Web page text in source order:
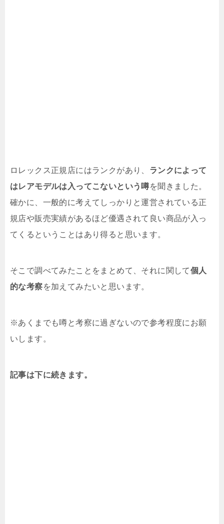
ロレックス正規店にはランクがあり、 ランクによって
はレアモデルは入ってこないという噂を聞きました。
確かに、一般的に考えてしっかりと運営されている正
規店や販売実績があるほど優遇されて良い商品が入っ
てくるということはあり得ると思います。
そこで調べてみたことをまとめて、それに関して個人
的な考察を加えてみたいと思います。
※あくまでも噂と考察に過ぎないので参考程度にお願
いします。
記事は下に続きます。